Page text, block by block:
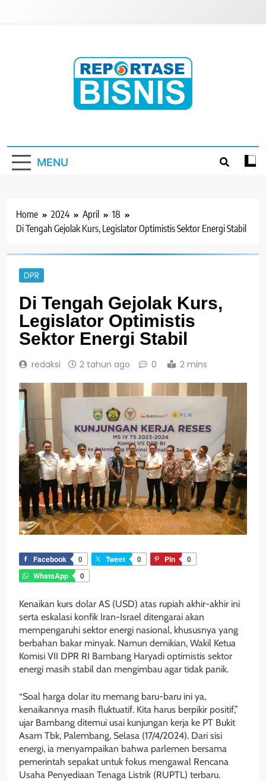
MENU
Home 2024 April
18
Di Tengah Gejolak Kurs, Legislator Optimistis Sektor Energi Stabil
DPR
Di Tengah Gejolak Kurs,
Legislator Optimistis
Sektor Energi Stabil
redaksi 2 tahun ago 0 2 mins
Facebook 0 Tweet 0 Pin
0
WhatsApp
0
Kenaikan kurs dolar AS (USD) atas rupiah akhir-akhir ini
serta eskalasi konfik Iran-Israel ditengarai akan
mempengaruhi sektor energi nasional, khususnya yang
berbahan bakar minyak. Namun demikian, Wakil Ketua
Komisi VII DPR RI Bambang Haryadi optimistis sektor
energi masih stabil dan mengimbau agar tidak panik.
“Soal harga dolar itu memang baru-baru ini ya,
kenaikannya masih fluktuatif. Kita harus berpikir positif,”
ujar Bambang ditemui usai kunjungan kerja ke PT Bukit
Asam Tbk, Palembang, Selasa (17/4/2024). Dari sisi
energi, ia menyampaikan bahwa parlemen bersama
pemerintah sepakat untuk fokus mengawal Rencana
Usaha Penyediaan Tenaga Listrik (RUPTL) terbaru.